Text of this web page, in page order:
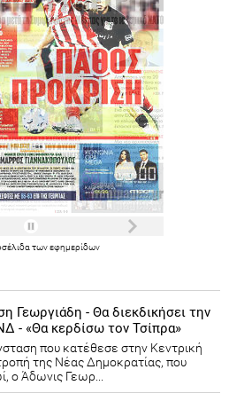
τωνεφημερίδων
Γεωργιάδη - Θα διεκδικήσει την
- «Θα κερδίσω τον Τσίπρα»
που κατέθεσε στην Κεντρική
της Νέας Δημοκρατίας, που
ο Άδωνις Γεωρ...